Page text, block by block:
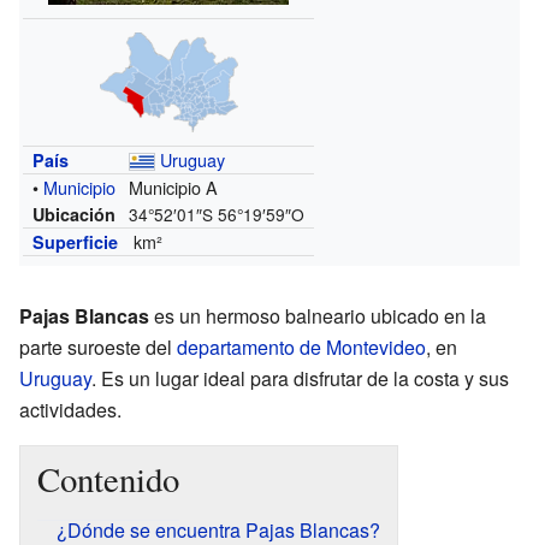
País
Uruguay
• Municipio Municipio A
Ubicación 34°52′01″S 56°19′59″O
Superficie
km²
Pajas Blancases un hermoso balneario ubicado en la
parte suroeste del departamento de Montevideo, en
Uruguay. Es un lugar ideal para disfrutar de la costa y sus
actividades.
Contenido
¿Dónde se encuentra Pajas Blancas?